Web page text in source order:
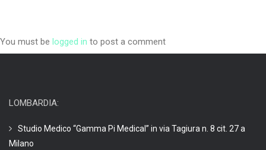
You must be logged in to post a comment
LOMBARDIA:
Studio Medico “Gamma Pi Medical” in via Tagiura n. 8 cit. 27 a
Milano